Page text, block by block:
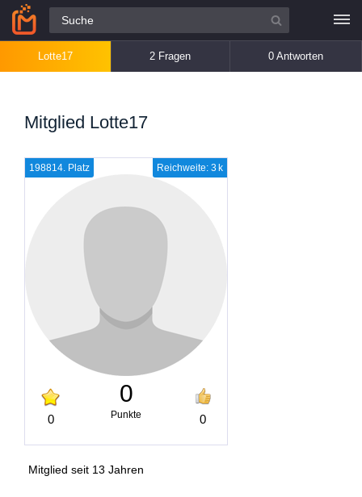
Alle Fragen
Lotte17 2 Fragen 0 Antworten
Mitglied Lotte17
Reichweite: 3 k
198814. Platz
0
0
Punkte 0
Mitglied seit 13 Jahren